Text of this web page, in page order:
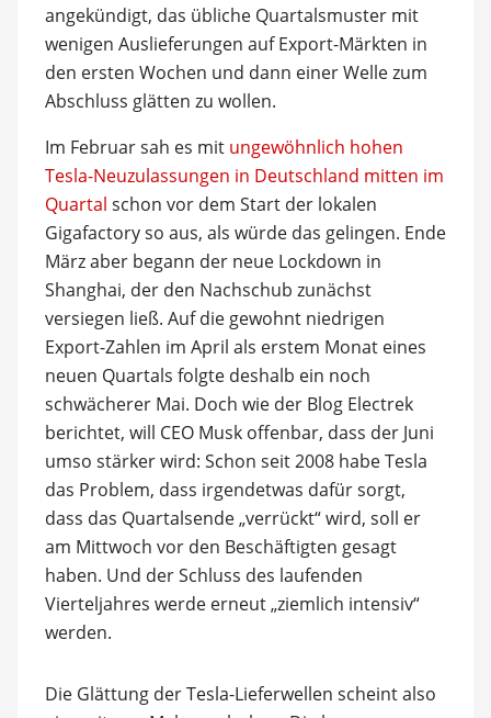
angekündigt, das übliche Quartalsmuster mit
wenigen Auslieferungen auf Export-Märkten in
den ersten Wochen und dann einer Welle zum
Abschluss glätten zu wollen.
Im Februar sah es mit ungewöhnlich hohen
Tesla-Neuzulassungen in Deutschland mitten im
Quartal schon vor dem Start der lokalen
Gigafactory so aus, als würde das gelingen. Ende
März aber begann der neue Lockdown in
Shanghai, der den Nachschub zunächst
versiegen ließ. Auf die gewohnt niedrigen
Export-Zahlen im April als erstem Monat eines
neuen Quartals folgte deshalb ein noch
schwächerer Mai. Doch wie der Blog Electrek
berichtet, will CEO Musk offenbar, dass der Juni
umso stärker wird: Schon seit 2008 habe Tesla
das Problem, dass irgendetwas dafür sorgt,
dass das Quartalsende „verrückt“ wird, soll er
am Mittwoch vor den Beschäftigten gesagt
haben. Und der Schluss des laufenden
Vierteljahres werde erneut „ziemlich intensiv“
werden.
Die Glättung der Tesla-Lieferwellen scheint also